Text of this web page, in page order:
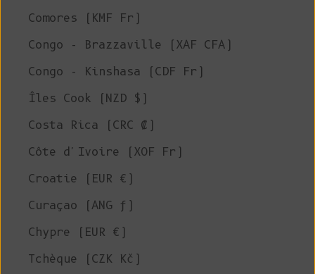
Comores (KMF Fr)
Congo - Brazzaville (XAF CFA)
Congo - Kinshasa (CDF Fr)
Îles Cook (NZD $)
Costa Rica (CRC ₡)
Côte d'Ivoire (XOF Fr)
Croatie (EUR €)
Curaçao (ANG ƒ)
Chypre (EUR €)
Tchèque (CZK Kč)